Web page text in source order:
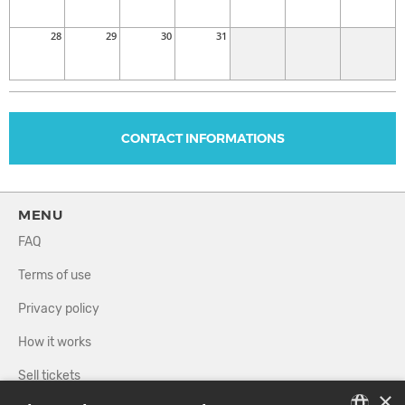
pure sonic happiness.
28 29 30 31
CONTACT INFORMATIONS
MENU
FAQ
Terms of use
Privacy policy
How it works
Sell tickets